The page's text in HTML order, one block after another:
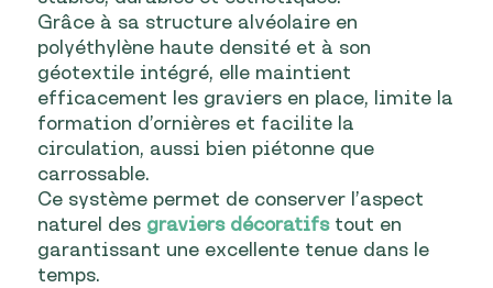
Grâce à sa structure alvéolaire en
polyéthylène haute densité et à son
géotextile intégré, elle maintient
efficacement les graviers en place, limite la
formation d’ornières et facilite la
circulation, aussi bien piétonne que
carrossable.
Ce système permet de conserver l’aspect
naturel des graviers décoratifstout en
garantissant une excellente tenue dans le
temps.